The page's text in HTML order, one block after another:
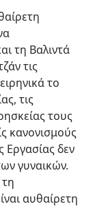
τη Βαλιντά
τις
το
τις
τους
κανονισμούς
Εργασίας δεν
γυναικών.
αυθαίρετη